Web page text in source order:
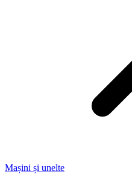
Mașini și unelte